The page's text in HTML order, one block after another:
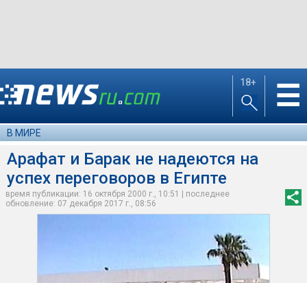
18+ ☰
В МИРЕ
Арафат и Барак не надеются на
успех переговоров в Египте
время публикации: 16 октября 2000 г., 10:51 | последнее
обновление: 07 декабря 2017 г., 08:56